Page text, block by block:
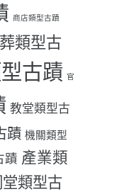
商店類型古蹟
類型古
古蹟 官
教堂類型古
蹟 機關類型
蹟 產業類
堂類型古